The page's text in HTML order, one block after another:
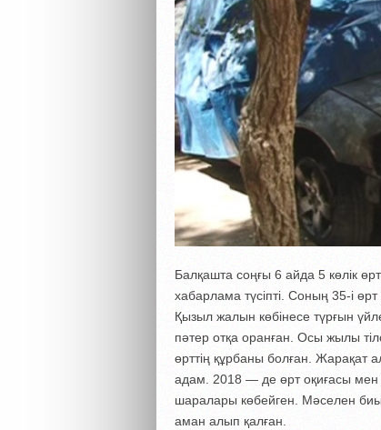
Балқашта соңғы 6 айда 5 көлік
хабарлама түсіпті. Соның 35-і
Қызыл жалын көбінесе түрғын
пәтер отқа оранған. Осы жылы
өрттің құрбаны болған.
адам. 2018 — де өрт оқиғасы мен
шаралары көбейген. Мәселен
аман алып қалған.